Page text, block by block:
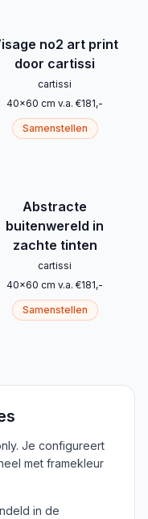
no2 art print
door cartissi
cartissi
40x60 cm v.a. €181,-
Samenstellen
Abstracte
buitenwereld in
zachte tinten
cartissi
40x60 cm v.a. €181,-
Samenstellen
Je configureert
met framekleur
in de